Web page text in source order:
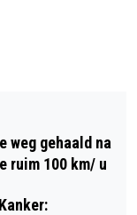
TE
weg gehaald na
ruim 100 km/ u